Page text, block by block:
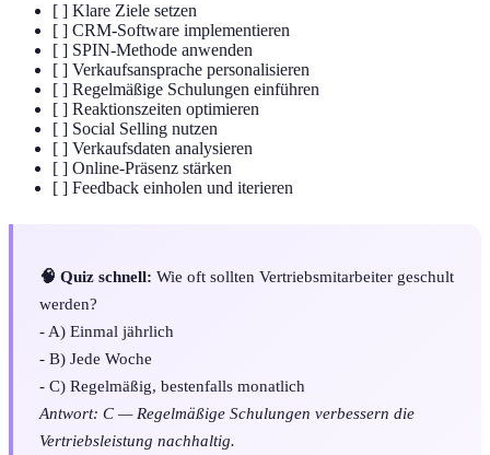
[ ] Klare Ziele setzen
[ ] CRM-Software implementieren
[ ] SPIN-Methode anwenden
[ ] Verkaufsansprache personalisieren
[ ] Regelmäßige Schulungen einführen
[ ] Reaktionszeiten optimieren
[ ] Social Selling nutzen
[ ] Verkaufsdaten analysieren
[ ] Online-Präsenz stärken
[ ] Feedback einholen und iterieren
🧠 Quiz schnell: Wie oft sollten Vertriebsmitarbeiter geschult
werden?
- A) Einmal jährlich
- B) Jede Woche
- C) Regelmäßig, bestenfalls monatlich
Antwort: C — Regelmäßige Schulungen verbessern die
Vertriebsleistung nachhaltig.